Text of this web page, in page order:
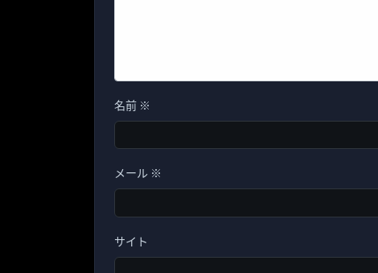
名前 ※
メール ※
サイト